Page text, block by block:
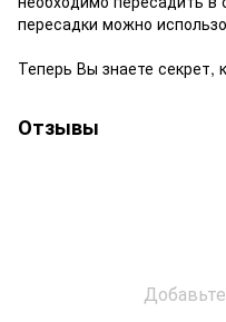
пересадки можно
Теперь Вы знаете секрет,
Отзывы